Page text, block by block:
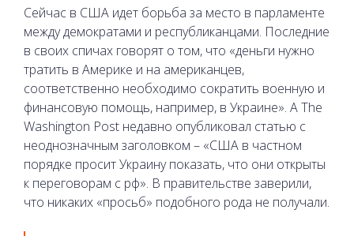
Сейчас в США идет борьба за место в парламенте
между демократами и республиканцами. Последние
в своих спичах говорят о том, что «деньги нужно
тратить в Америке и на американцев,
соответственно необходимо сократить военную и
финансовую помощь, например, в Украине». А The
Washington Post недавно опубликовал статью с
неоднозначным заголовком – «США в частном
порядке просит Украину показать, что они открыты
к переговорам с рф». В правительстве заверили,
что никаких «просьб» подобного рода не получали.